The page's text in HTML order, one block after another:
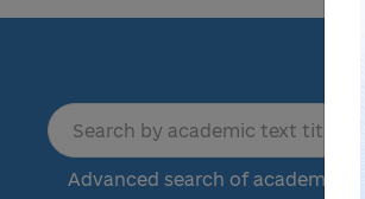
Advanced search of academic